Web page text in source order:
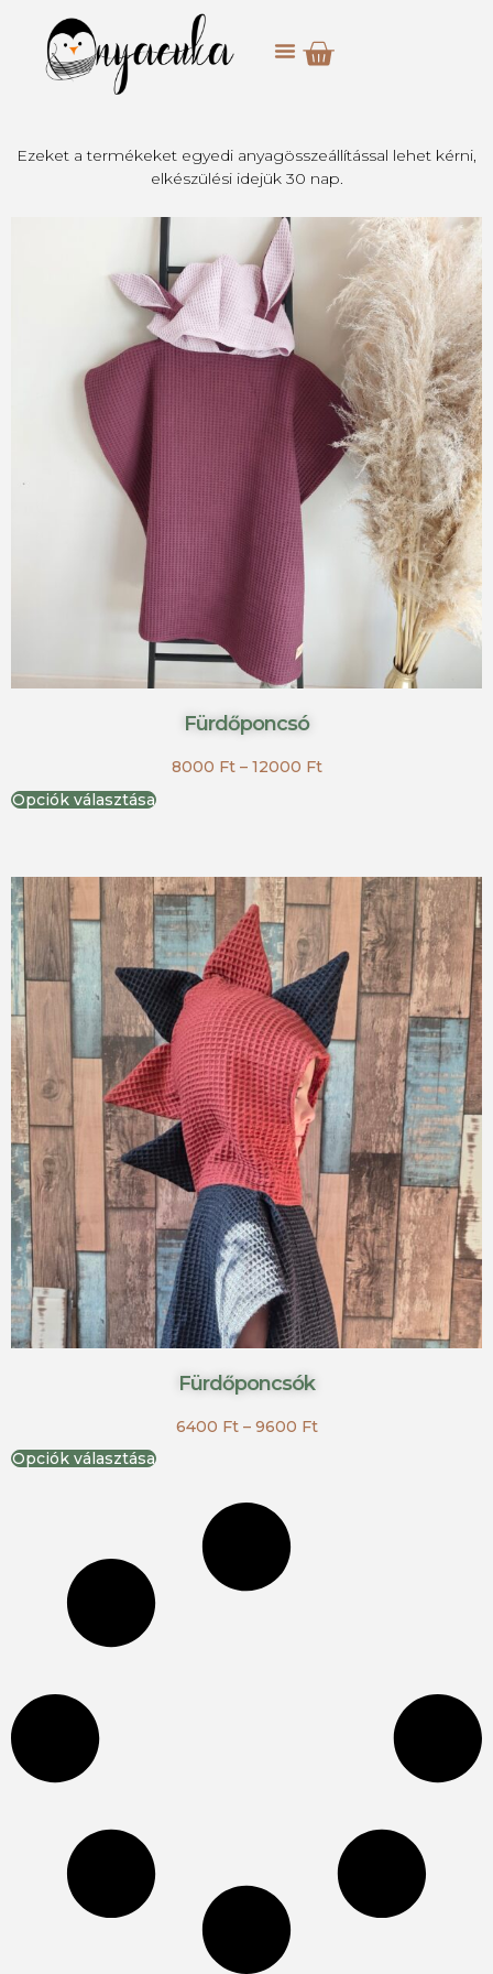
Ezeket a termékeket egyedi anyagösszeállítással lehet kérni,
elkészülési idejük 30 nap.
Fürdőponcsó
8000 Ft– 12000 Ft
Opciók választása
Fürdőponcsók
6400 Ft– 9600 Ft
Opciók választása